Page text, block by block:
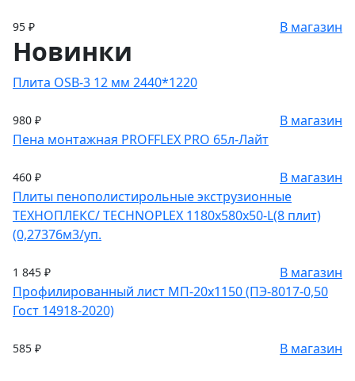
95 ₽ В магазин
Новинки
Плита OSB-3 12 мм 2440*1220
980 ₽
В магазин
Пена монтажная PROFFLEX PRO 65л-Лайт
460 ₽
В магазин
Плиты пенополистирольные экструзионные
ТЕХНОПЛЕКС/ TECHNOPLEX 1180х580х50-L(8 плит)
(0,27376м3/уп.
1 845 ₽
В магазин
Профилированный лист МП-20х1150 (ПЭ-8017-0,50
Гост 14918-2020)
585 ₽ В магазин